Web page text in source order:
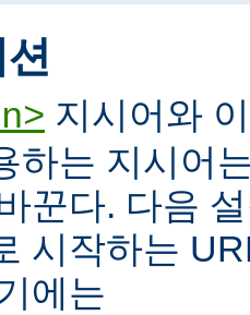
지시어와
하는 지시어
꾼다. 다음
시작하는
에는